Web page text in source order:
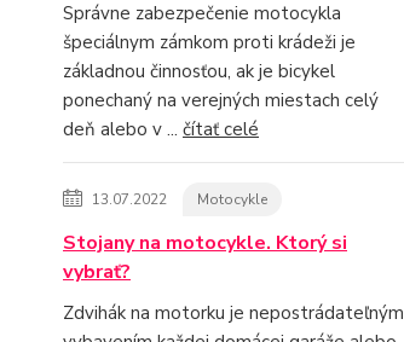
Správne zabezpečenie motocykla
špeciálnym zámkom proti krádeži je
základnou činnosťou, ak je bicykel
ponechaný na verejných miestach celý
deň alebo v ... čítať celé
13.07.2022 Motocykle
Stojany na motocykle. Ktorý si
vybrať?
Zdvihák na motorku je nepostrádateľným